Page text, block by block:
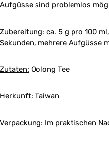
Aufgüsse sind problemlos
Zubereitung: ca. 5 g pro 100
Sekunden, mehrere Aufgüsse
Zutaten: Oolong Tee
Herkunft: Taiwan
Verpackung: Im praktischen